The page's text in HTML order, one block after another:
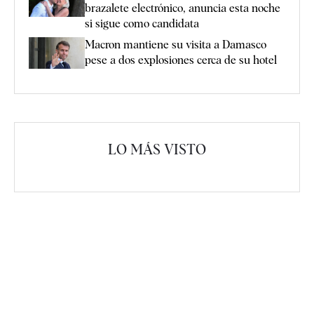
brazalete electrónico, anuncia esta noche
si sigue como candidata
Macron mantiene su visita a Damasco
pese a dos explosiones cerca de su hotel
LO MÁS VISTO